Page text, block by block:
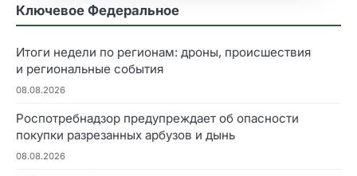
Ключевое Федеральное
Итоги недели по регионам: дроны, происшествия
и региональные события
08.08.2026
Роспотребнадзор предупреждает об опасности
покупки разрезанных арбузов и дынь
08.08.2026